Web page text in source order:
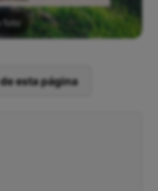
foto
esta página